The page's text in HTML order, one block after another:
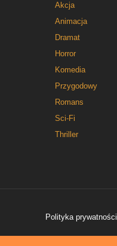
Akcja
Animacja
Dramat
Horror
Komedia
Przygodowy
Romans
Sci-Fi
Thriller
Polityka prywatności